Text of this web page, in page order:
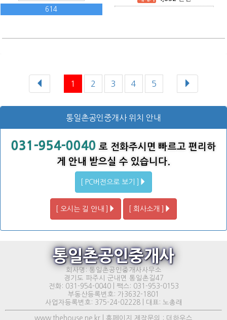
614
1 2 3 4 5
통일촌공인중개사 위치 안내
031-954-0040 로 전화주시면 빠르고 편리하
게 안내 받으실 수 있습니다.
[ PC버전으로 보기 ]
[ 오시는 길 안내 ] [ 회사소개 ]
통일촌공인중개사
회사명: 통일촌공인중개사사무소
경기도 파주시 군내면 통일촌길47
전화: 031-954-0040 | 팩스: 031-953-0153
부동산등록번호: 가3632-1801
사업자등록번호: 375-24-02228 | 대표: 노총래
www.thehouse.ne.kr | 홈페이지 제작문의 : 더하우스